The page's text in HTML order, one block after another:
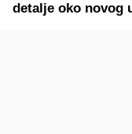
detalje oko novog